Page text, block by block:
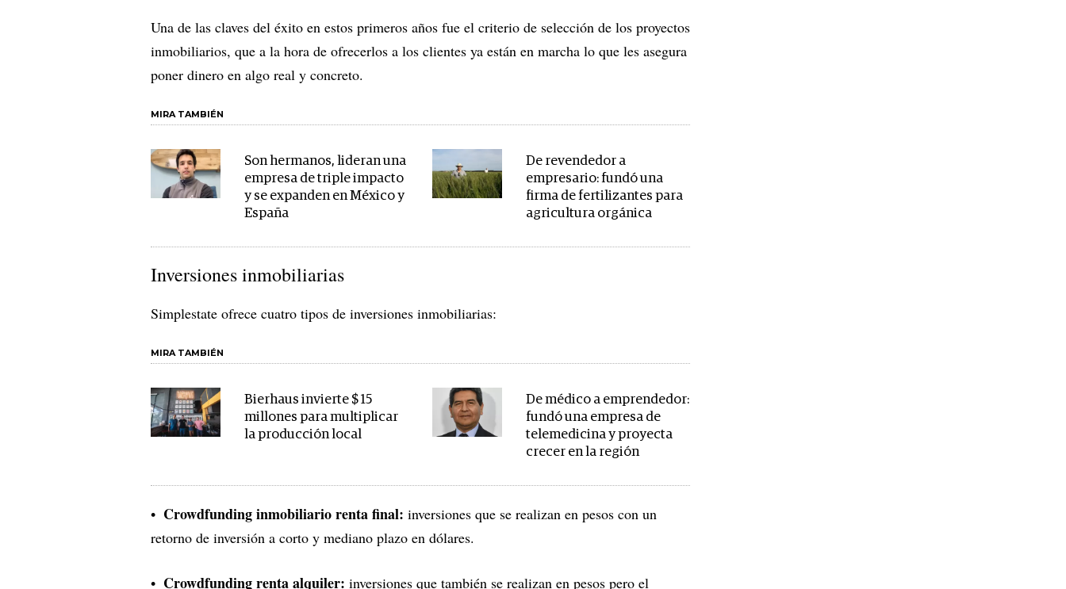
Una de las claves del éxito en estos primeros años fue el criterio de selección de los proyectos
inmobiliarios, que a la hora de ofrecerlos a los clientes ya están en marcha lo que les asegura
poner dinero en algo real y concreto.
MIRA TAMBIÉN
Son hermanos, lideran una
empresa de triple impacto
y se expanden en México y
España
De revendedor a
empresario: fundó una
firma de fertilizantes para
agricultura orgánica
Inversiones inmobiliarias
Simplestate ofrece cuatro tipos de inversiones inmobiliarias:
MIRA TAMBIÉN
Bierhaus invierte $ 15
millones para multiplicar
la producción local
De médico a emprendedor:
fundó una empresa de
telemedicina y proyecta
crecer en la región
Crowdfunding inmobiliario renta final: inversiones que se realizan en pesos con un
retorno de inversión a corto y mediano plazo en dólares.
Crowdfunding renta alquiler: inversiones que también se realizan en pesos pero el